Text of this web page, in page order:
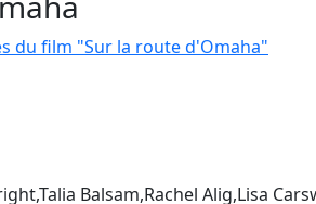
du film "Sur la route d'Omaha"
Balsam,Rachel Alig,Lisa